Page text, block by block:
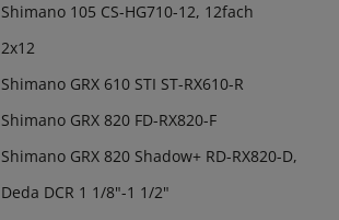
Shimano 105 CS-HG710-12, 12fach
2x12
Shimano GRX 610 STI ST-RX610-R
Shimano GRX 820 FD-RX820-F
Shimano GRX 820 Shadow+ RD-RX820-D,
Deda DCR 1 1/8"-1 1/2"